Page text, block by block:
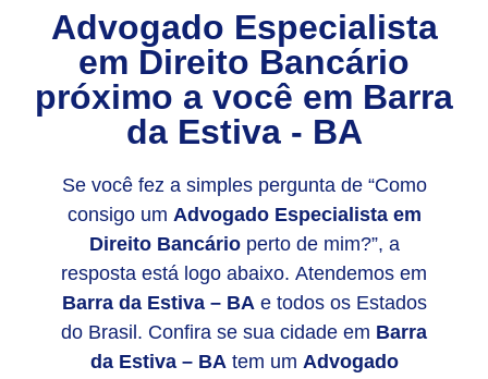
Advogado Especialista
em Direito Bancário
próximo a você em Barra
da Estiva - BA
Se você fez a simples pergunta de “Como
consigo um Advogado Especialista em
Direito Bancárioperto de mim?”, a
resposta está logo abaixo. Atendemos em
Barra da Estiva – BAe todos os Estados
do Brasil. Confira se sua cidade em Barra
da Estiva – BAtem um Advogado